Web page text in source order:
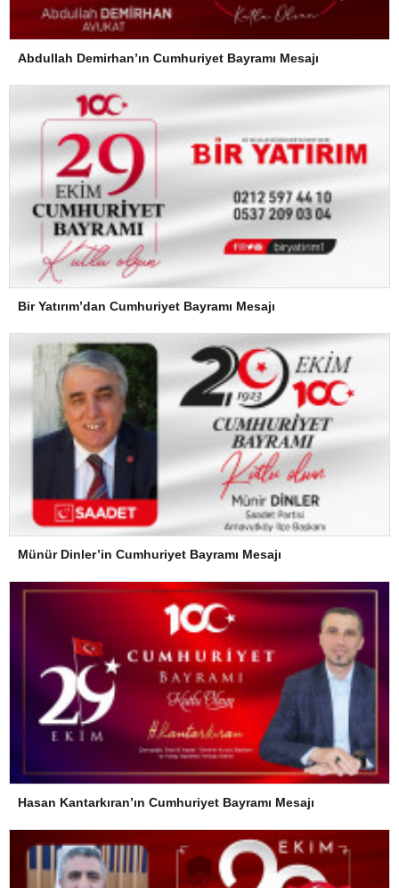
Abdullah Demirhan’ın Cumhuriyet Bayramı Mesajı
Bir Yatırım’dan Cumhuriyet Bayramı Mesajı
Münür Dinler’in Cumhuriyet Bayramı Mesajı
Hasan Kantarkıran’ın Cumhuriyet Bayramı Mesajı